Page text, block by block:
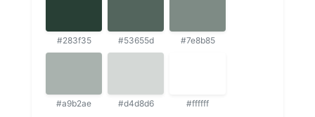
#283f35 #53655d #7e8b85
#a9b2ae #d4d8d6 #ffffff